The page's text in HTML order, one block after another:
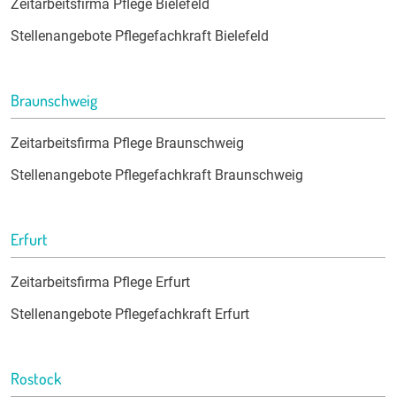
Zeitarbeitsfirma Pflege Bielefeld
Stellenangebote Pflegefachkraft Bielefeld
Braunschweig
Zeitarbeitsfirma Pflege Braunschweig
Stellenangebote Pflegefachkraft Braunschweig
Erfurt
Zeitarbeitsfirma Pflege Erfurt
Stellenangebote Pflegefachkraft Erfurt
Rostock